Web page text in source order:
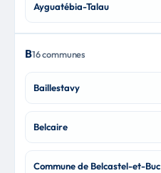
Ayguatébia-Talau
B16 communes
Baillestavy
Belcaire
Commune de Belcastel-et-Buc